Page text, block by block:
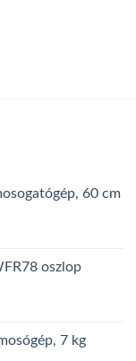
60 cm
oszlop
7 kg